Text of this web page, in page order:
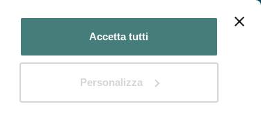
Accetta tutti
Personalizza
Il Blog di DIAGNOSTIKA